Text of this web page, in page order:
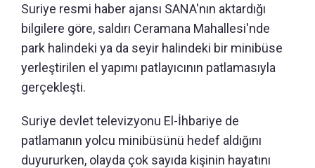
Suriye resmi haber ajansı SANA'nın aktardığı
bilgilere göre, saldırı Ceramana Mahallesi'nde
park halindeki ya da seyir halindeki bir minibüse
yerleştirilen el yapımı patlayıcının patlamasıyla
gerçekleşti.
Suriye devlet televizyonu El-İhbariye de
patlamanın yolcu minibüsünü hedef aldığını
duyururken, olayda çok sayıda kişinin hayatını